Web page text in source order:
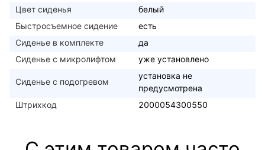
Цвет сиденья
белый
Быстросъемное сидение
есть
Сиденье в комплекте
да
Сиденье с микролифтом
уже установлено
Сиденье с подогревом
установка не
предусмотрена
Штрихкод
2000054300550